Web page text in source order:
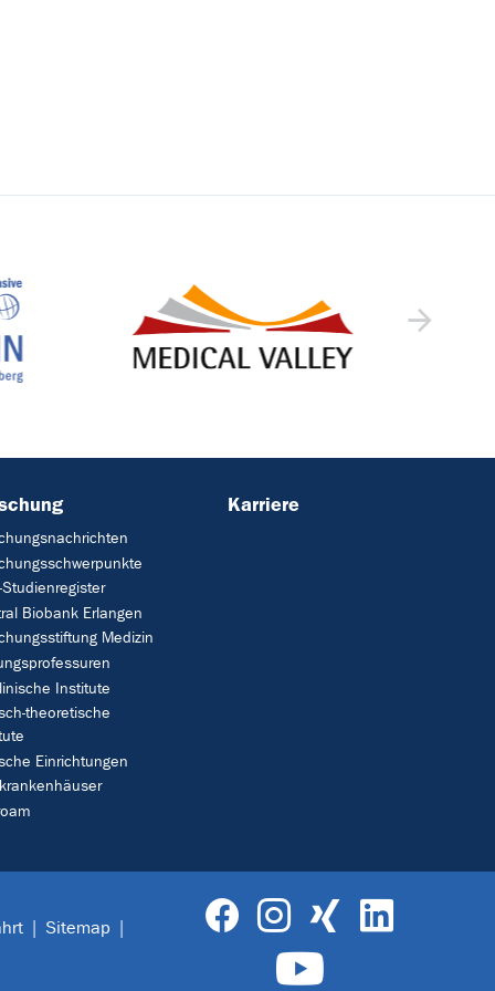
Studienregister
Biobank Erlangen
Medizin
Institute
theoretische
Einrichtungen
Karriere
Sitemap